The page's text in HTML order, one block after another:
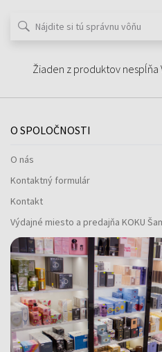
Žiaden z produktov nespĺňa
O SPOLOČNOSTI
O nás
Kontaktný formulár
Kontakt
Výdajné miesto a predajňa KOKU